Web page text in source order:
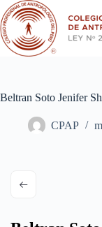
Saltar
al
contenido
Beltran Soto Jenifer
CPAP